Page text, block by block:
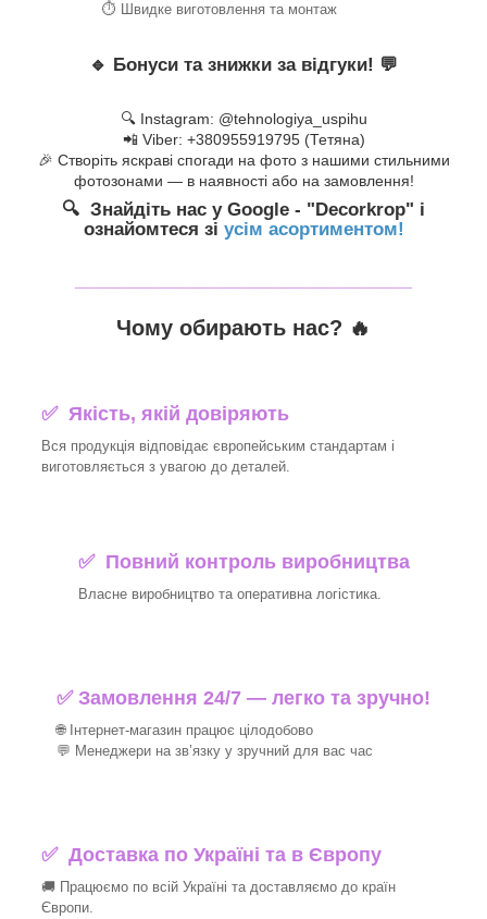
⏱ Швидке виготовлення та монтаж
🔹 Бонуси та знижки за відгуки! 💬
🔍 Instagram: @tehnologiya_uspihu
📲 Viber: +380955919795 (Тетяна)
🎉 Створіть яскраві спогади на фото з нашими стильними
фотозонами — в наявності або на замовлення!
🔍 Знайдіть нас у Google - "Decorkrop" і
ознайомтеся зі усім асортиментом!
Чому обирають нас? 🔥
✅ Якість, якій довіряють
Вся продукція відповідає європейським стандартам і
виготовляється з увагою до деталей.
✅ Повний контроль виробництва
Власне виробництво та оперативна логістика.
✅ Замовлення 24/7 — легко та зручно!
🌐 Інтернет-магазин працює цілодобово
💬 Менеджери на зв’язку у зручний для вас час
✅Доставка по Україні та в Європу
🚚 Працюємо по всій Україні та доставляємо до країн
Європи.